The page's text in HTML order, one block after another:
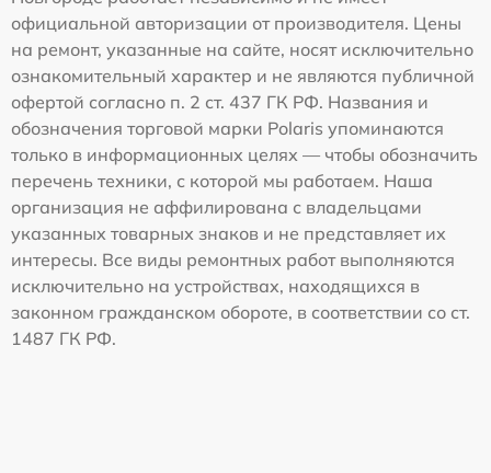
официальной авторизации от производителя. Цены
на ремонт, указанные на сайте, носят исключительно
ознакомительный характер и не являются публичной
офертой согласно п. 2 ст. 437 ГК РФ. Названия и
обозначения торговой марки Polaris упоминаются
только в информационных целях — чтобы обозначить
перечень техники, с которой мы работаем. Наша
организация не аффилирована с владельцами
указанных товарных знаков и не представляет их
интересы. Все виды ремонтных работ выполняются
исключительно на устройствах, находящихся в
законном гражданском обороте, в соответствии со ст.
1487 ГК РФ.